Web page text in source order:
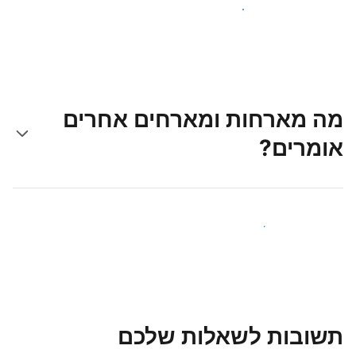
קבלו חשיפה בפני אורחים חדשים
מה מארחות ומארחים אחרים
אומרים?
הצטרפו למארחים כמוכם
תשובות לשאלות שלכם